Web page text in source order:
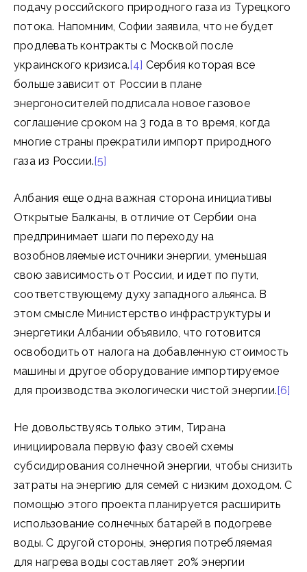
подачу российского природного газа из Турецкого
потока. Напомним, Софии заявила, что не будет
продлевать контракты с Москвой после
украинского кризиса.[4] Сербия которая все
больше зависит от России в плане
энергоносителей подписала новое газовое
соглашение сроком на 3 года в то время, когда
многие страны прекратили импорт природного
газа из России.[5]
Албания еще одна важная сторона инициативы
Открытые Балканы, в отличие от Сербии она
предпринимает шаги по переходу на
возобновляемые источники энергии, уменьшая
свою зависимость от России, и идет по пути,
соответствующему духу западного альянса. В
этом смысле Министерство инфраструктуры и
энергетики Албании объявило, что готовится
освободить от налога на добавленную стоимость
машины и другое оборудование импортируемое
для производства экологически чистой энергии.[6]
Не довольствуясь только этим, Тирана
инициировала первую фазу своей схемы
субсидирования солнечной энергии, чтобы снизить
затраты на энергию для семей с низким доходом. С
помощью этого проекта планируется расширить
использование солнечных батарей в подогреве
воды. С другой стороны, энергия потребляемая
для нагрева воды составляет 20% энергии